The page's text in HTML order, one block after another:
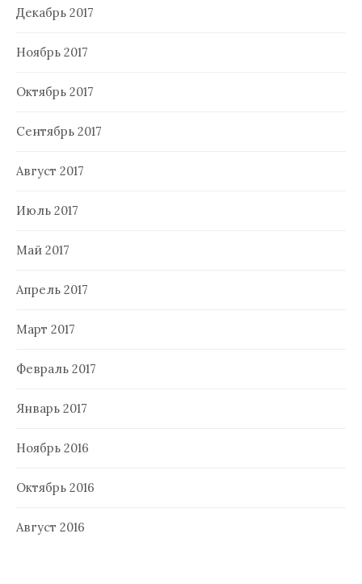
Декабрь 2017
Ноябрь 2017
Октябрь 2017
Сентябрь 2017
Август 2017
Июль 2017
Май 2017
Апрель 2017
Март 2017
Февраль 2017
Январь 2017
Ноябрь 2016
Октябрь 2016
Август 2016